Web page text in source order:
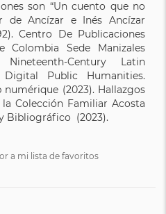
son “Un cuento que no
de Ancízar e Inés Ancízar
Centro De Publicaciones
Colombia Sede Manizales
Century Latin
Public Humanities.
(2023). Hallazgos
Colección Familiar Acosta
Bibliográfico (2023).
a mi lista de favoritos